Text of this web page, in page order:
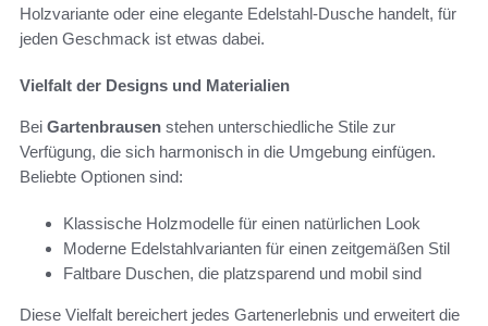
Holzvariante oder eine elegante Edelstahl-Dusche handelt, für
jeden Geschmack ist etwas dabei.
Vielfalt der Designs und Materialien
Bei Gartenbrausen stehen unterschiedliche Stile zur
Verfügung, die sich harmonisch in die Umgebung einfügen.
Beliebte Optionen sind:
Klassische Holzmodelle für einen natürlichen Look
Moderne Edelstahlvarianten für einen zeitgemäßen Stil
Faltbare Duschen, die platzsparend und mobil sind
Diese Vielfalt bereichert jedes Gartenerlebnis und erweitert die